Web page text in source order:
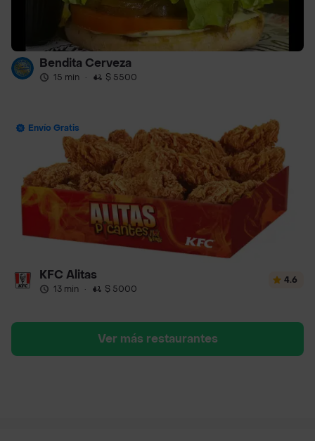
Bendita Cerveza
15 min · $ 5500
Envío Gratis
KFC Alitas
13 min · $ 5000
4.6
Ver más restaurantes